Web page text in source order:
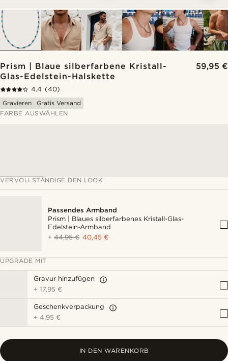
Prism | Blaue silberfarbene Kristall-
Glas-Edelstein-Halskette
59,95 €
4.4 (40)
Gravieren
Gratis Versand
FARBE AUSWÄHLEN
VERVOLLSTÄNDIGE DEN LOOK
Passendes Armband
Prism | Blaues silberfarbenes Kristall-Glas-
Edelstein-Armband
+44,95 € 40,45 €
UPGRADE MIT
Gravur hinzufügen
+17,95 €
Geschenkverpackung
+4,95 €
IN DEN WARENKORB